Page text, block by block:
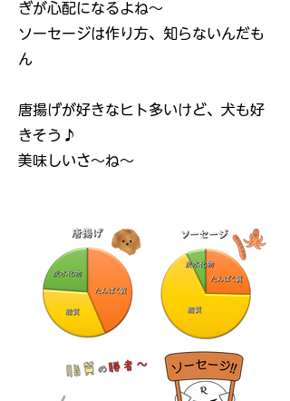
ぎが心配になるよね～
ソーセージは作り方、知らないんだも
ん
唐揚げが好きなヒト多いけど、犬も好
きそう♪
美味しいさ～ね～